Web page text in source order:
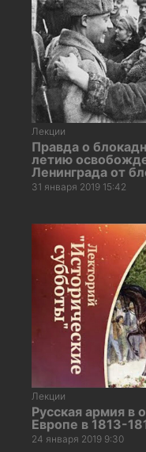
Лекции
Правда о
летию
Ленинграда от
31 января 2019 15:42
Лекции
Русская армия в
Европе в 1813-
24 января 2019 9:30